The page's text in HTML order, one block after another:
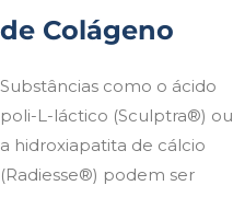
de Colágeno
Substâncias como o ácido
poli-L-láctico (Sculptra®) ou
a hidroxiapatita de cálcio
(Radiesse®) podem ser